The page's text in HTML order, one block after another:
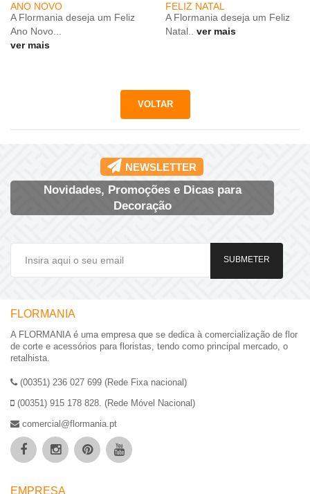
ANO NOVO
A Flormania deseja um Feliz
Ano Novo...
ver mais
FELIZ NATAL
A Flormania deseja um Feliz
Natal..
ver mais
NEWSLETTER
Novidades, Promoções e Dicas para
Decoração
SUBMETER
FLORMANIA
A FLORMANIA é uma empresa que se dedica à comercialização de flor
de corte e acessórios para floristas, tendo como principal mercado, o
retalhista.
(00351) 236 027 699 (Rede Fixa nacional)
(00351) 915 178 828. (Rede Móvel Nacional)
comercial@flormania.pt
EMPRESA